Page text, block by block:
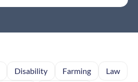
Disability Farming
Law